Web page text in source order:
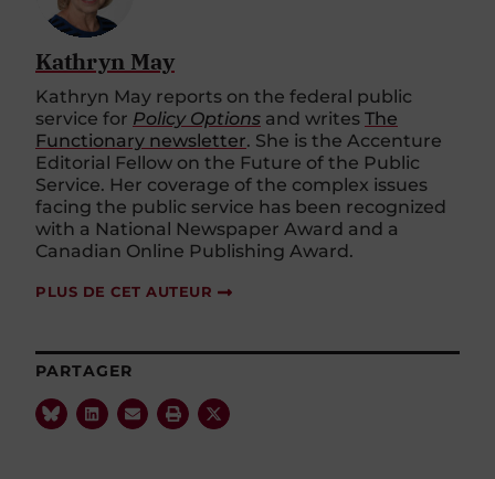
Kathryn May
Kathryn May reports on the federal public
service for Policy Options and writes The
Functionary newsletter. She is the Accenture
Editorial Fellow on the Future of the Public
Service. Her coverage of the complex issues
facing the public service has been recognized
with a National Newspaper Award and a
Canadian Online Publishing Award.
PLUS DE CET AUTEUR
PARTAGER